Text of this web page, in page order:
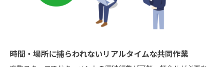
時間・場所に捕らわれないリアルタイムな共同作業